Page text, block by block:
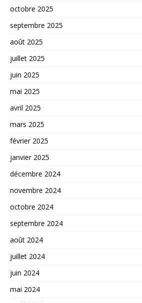
octobre 2025
septembre 2025
août 2025
juillet 2025
juin 2025
mai 2025
avril 2025
mars 2025
février 2025
janvier 2025
décembre 2024
novembre 2024
octobre 2024
septembre 2024
août 2024
juillet 2024
juin 2024
mai 2024